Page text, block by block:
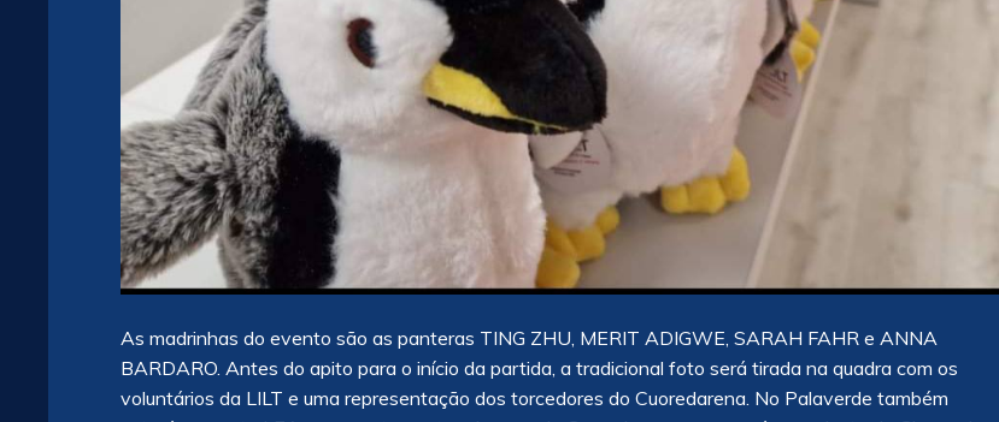
As madrinhas do evento são as panteras TING ZHU, MERIT ADIGWE, SARAH FAHR e ANNA
BARDARO. Antes do apito para o início da partida, a tradicional foto será tirada na quadra com os
voluntários da LILT e uma representação dos torcedores do Cuoredarena. No Palaverde também